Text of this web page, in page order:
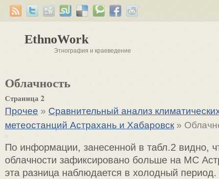
EthnoWork
Этнография и краеведение
Облачность
Страница 2
Прочее » Сравнительный анализ
метеостанций Астрахань и Хабаровск »
По информации, занесенной в табл.2 видно,
облачности зафиксировано больше на МС
эта разница наблюдается в холодный